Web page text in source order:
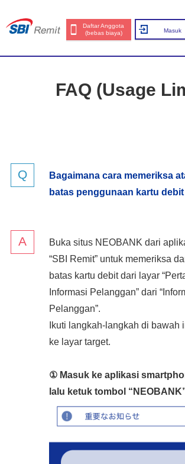
Daftar Anggota
(bebas biaya)
Masuk
FAQ (Usage
Bagaimana cara memeriksa
batas penggunaan kartu
Buka situs NEOBANK dari
“SBI Remit” untuk memeriksa
batas kartu debit dari layar
Informasi Pelanggan” dari
Pelanggan”.
Ikuti langkah-langkah di bawah
ke layar target.
① Masuk ke aplikasi
lalu ketuk tombol